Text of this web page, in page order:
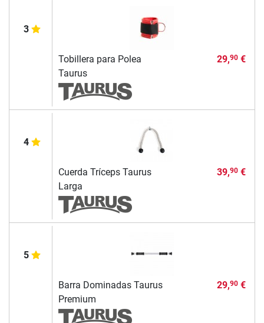
3
Tobillera para Polea
Taurus
29,90€
4
Cuerda Tríceps Taurus
Larga
39,90€
5
Barra Dominadas Taurus
Premium
29,90€